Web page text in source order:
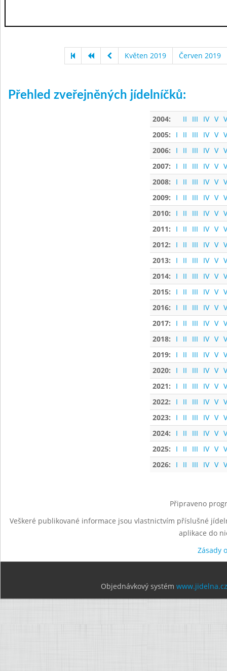
Květen 2019 Červen 2019
Přehled zveřejněných jídelníčků:
2004: II III IV V
2005:
I II III IV V
2006:
I II III IV V
2007:
I II III IV V
2008:
I II III IV V
2009:
I II III IV V
2010:
I II III IV V
2011:
I II III IV V
2012:
I II III IV V
2013:
I II III IV V
2014:
I II III IV V
2015:
I II III IV V
2016:
I II III IV V
2017:
I II III IV V
2018:
I II III IV V
2019:
I II III IV V
2020:
I II III IV V
2021:
I II III IV V
2022:
I II III IV V
2023:
I II III IV V
2024:
I II III IV V
2025:
I II III IV V
2026:
I II III IV V
Připraveno
Veškeré publikované informace jsou vlastnictvím příslušné
aplikace do
Zásady
Objednávkový systém www.jidelna.cz